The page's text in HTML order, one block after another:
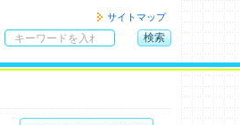
サイトマップ
検索